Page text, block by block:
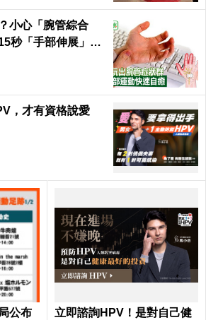
小心「腕管綜合
秒「手部伸展」這
，才有資格說愛
公布
立即諮詢HPV！是對自己健